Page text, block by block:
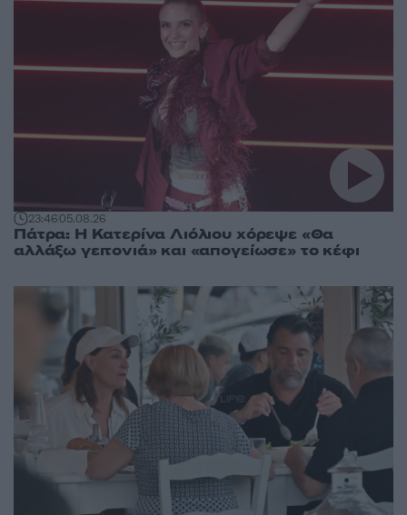
23:4605.08.26
Πάτρα: Η Κατερίνα Λιόλιου χόρεψε «Θα
αλλάξω γειτονιά» και «απογείωσε» το κέφι